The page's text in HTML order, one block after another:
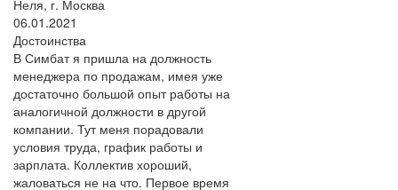
Неля, г. Москва
06.01.2021
Достоинства
В Симбат я пришла на должность
менеджера по продажам, имея уже
достаточно большой опыт работы на
аналогичной должности в другой
компании. Тут меня порадовали
условия труда, график работы и
зарплата. Коллектив хороший,
жаловаться не на что. Первое время